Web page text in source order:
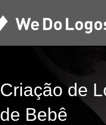
Criação de
de Bebê